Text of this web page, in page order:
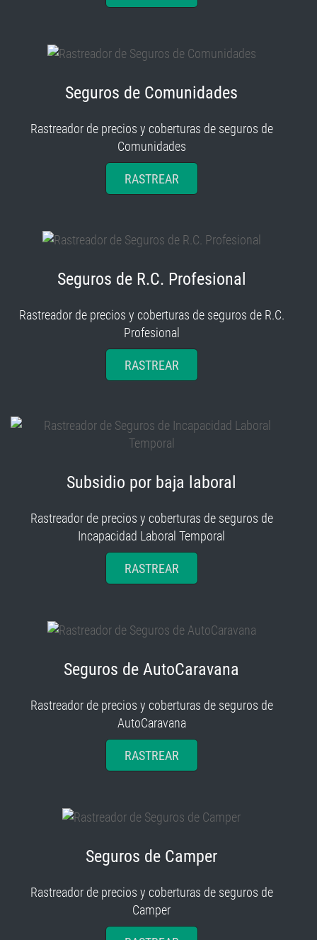
Seguros de Comunidades
Rastreador de precios y coberturas de seguros de
Comunidades
RASTREAR
Seguros de R.C. Profesional
Rastreador de precios y coberturas de seguros de R.C.
Profesional
RASTREAR
Subsidio por baja laboral
Rastreador de precios y coberturas de seguros de
Incapacidad Laboral Temporal
RASTREAR
Seguros de AutoCaravana
Rastreador de precios y coberturas de seguros de
AutoCaravana
RASTREAR
Seguros de Camper
Rastreador de precios y coberturas de seguros de
Camper